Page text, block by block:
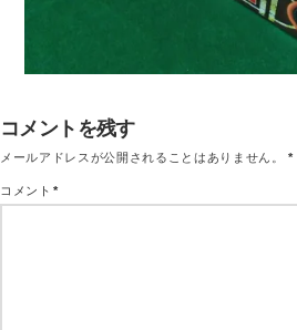
コメントを残す
メールアドレスが公開されることはありません。 *
コメント*